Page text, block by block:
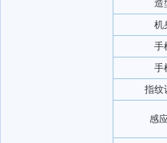
造
机
手
手
指纹
感